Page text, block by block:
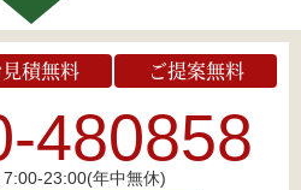
積無料 ご提案無料
480858
23:00(年中無休)